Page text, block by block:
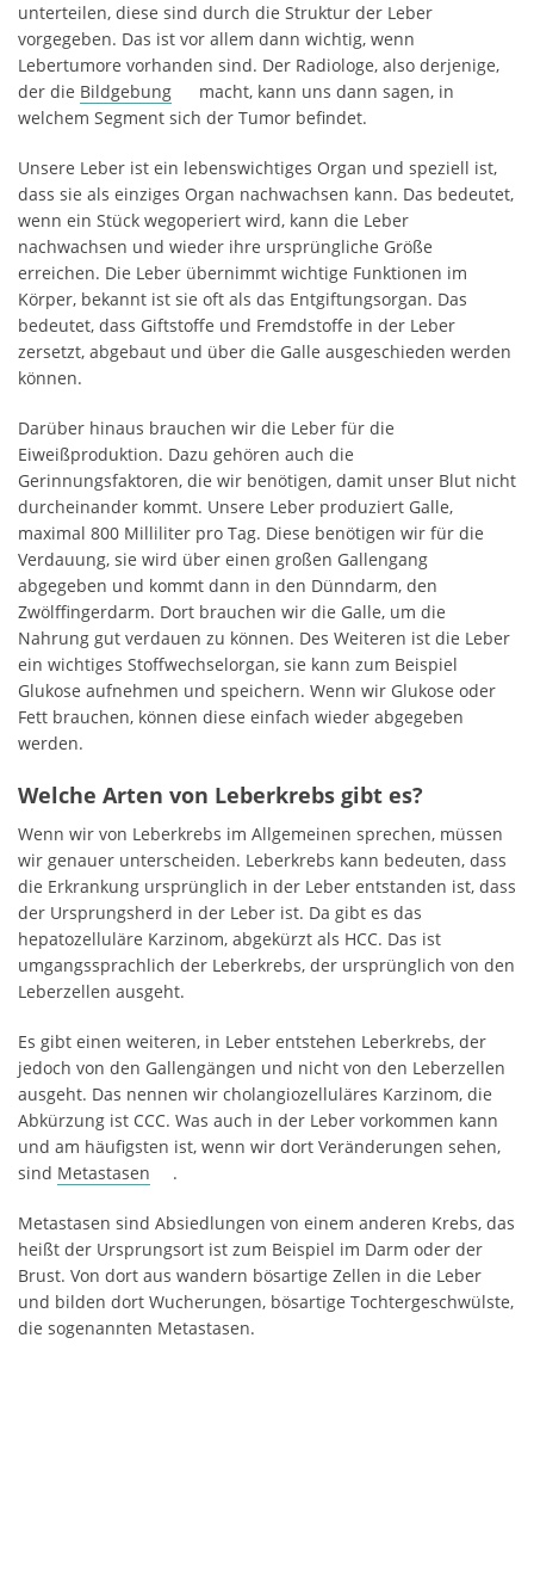
unterteilen, diese sind durch die Struktur der Leber
vorgegeben. Das ist vor allem dann wichtig, wenn
Lebertumore vorhanden sind. Der Radiologe, also derjenige,
der die Bildgebung
macht, kann uns dann sagen, in
welchem Segment sich der Tumor befindet.
Unsere Leber ist ein lebenswichtiges Organ und speziell ist,
dass sie als einziges Organ nachwachsen kann. Das bedeutet,
wenn ein Stück wegoperiert wird, kann die Leber
nachwachsen und wieder ihre ursprüngliche Größe
erreichen. Die Leber übernimmt wichtige Funktionen im
Körper, bekannt ist sie oft als das Entgiftungsorgan. Das
bedeutet, dass Giftstoffe und Fremdstoffe in der Leber
zersetzt, abgebaut und über die Galle ausgeschieden werden
können.
Darüber hinaus brauchen wir die Leber für die
Eiweißproduktion. Dazu gehören auch die
Gerinnungsfaktoren, die wir benötigen, damit unser Blut nicht
durcheinander kommt. Unsere Leber produziert Galle,
maximal 800 Milliliter pro Tag. Diese benötigen wir für die
Verdauung, sie wird über einen großen Gallengang
abgegeben und kommt dann in den Dünndarm, den
Zwölffingerdarm. Dort brauchen wir die Galle, um die
Nahrung gut verdauen zu können. Des Weiteren ist die Leber
ein wichtiges Stoffwechselorgan, sie kann zum Beispiel
Glukose aufnehmen und speichern. Wenn wir Glukose oder
Fett brauchen, können diese einfach wieder abgegeben
werden.
Welche Arten von Leberkrebs gibt es?
Wenn wir von Leberkrebs im Allgemeinen sprechen, müssen
wir genauer unterscheiden. Leberkrebs kann bedeuten, dass
die Erkrankung ursprünglich in der Leber entstanden ist, dass
der Ursprungsherd in der Leber ist. Da gibt es das
hepatozelluläre Karzinom, abgekürzt als HCC. Das ist
umgangssprachlich der Leberkrebs, der ursprünglich von den
Leberzellen ausgeht.
Es gibt einen weiteren, in Leber entstehen Leberkrebs, der
jedoch von den Gallengängen und nicht von den Leberzellen
ausgeht. Das nennen wir cholangiozelluläres Karzinom, die
Abkürzung ist CCC. Was auch in der Leber vorkommen kann
und am häufigsten ist, wenn wir dort Veränderungen sehen,
sind Metastasen .
Metastasen sind Absiedlungen von einem anderen Krebs, das
heißt der Ursprungsort ist zum Beispiel im Darm oder der
Brust. Von dort aus wandern bösartige Zellen in die Leber
und bilden dort Wucherungen, bösartige Tochtergeschwülste,
die sogenannten Metastasen.